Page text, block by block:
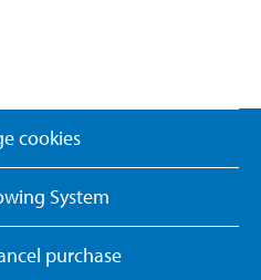
cookies
System
purchase